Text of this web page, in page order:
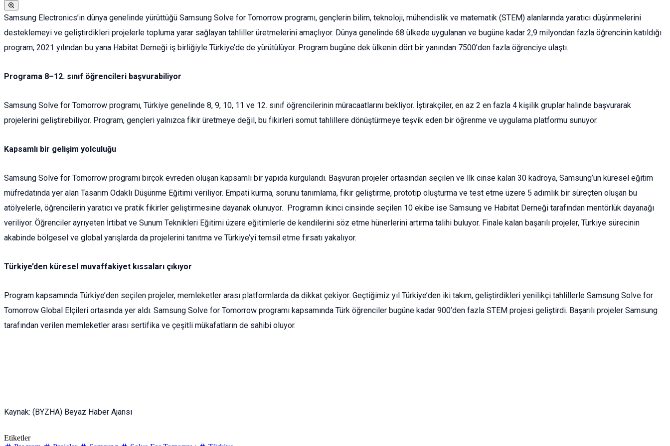
Samsung Electronics’in dünya genelinde yürüttüğü Samsung Solve for Tomorrow programı, gençlerin bilim, teknoloji, mühendislik ve matematik (STEM) alanlarında yaratıcı düşünmelerini
desteklemeyi ve geliştirdikleri projelerle topluma yarar sağlayan tahliller üretmelerini amaçlıyor. Dünya genelinde 68 ülkede uygulanan ve bugüne kadar 2,9 milyondan fazla öğrencinin katıldığı
program, 2021 yılından bu yana Habitat Derneği iş birliğiyle Türkiye’de de yürütülüyor. Program bugüne dek ülkenin dört bir yanından 7500’den fazla öğrenciye ulaştı.
Programa 8–12. sınıf öğrencileri başvurabiliyor
Samsung Solve for Tomorrow programı, Türkiye genelinde 8, 9, 10, 11 ve 12. sınıf öğrencilerinin müracaatlarını bekliyor. İştirakçiler, en az 2 en fazla 4 kişilik gruplar halinde başvurarak
projelerini geliştirebiliyor. Program, gençleri yalnızca fikir üretmeye değil, bu fikirleri somut tahlillere dönüştürmeye teşvik eden bir öğrenme ve uygulama platformu sunuyor.
Kapsamlı bir gelişim yolculuğu
Samsung Solve for Tomorrow programı birçok evreden oluşan kapsamlı bir yapıda kurgulandı. Başvuran projeler ortasından seçilen ve llk cinse kalan 30 kadroya, Samsung’un küresel eğitim
müfredatında yer alan Tasarım Odaklı Düşünme Eğitimi veriliyor. Empati kurma, sorunu tanımlama, fikir geliştirme, prototip oluşturma ve test etme üzere 5 adımlık bir süreçten oluşan bu
atölyelerle, öğrencilerin yaratıcı ve pratik fikirler geliştirmesine dayanak olunuyor. Programın ikinci cinsinde seçilen 10 ekibe ise Samsung ve Habitat Derneği tarafından mentörlük dayanağı
veriliyor. Öğrenciler ayrıyeten İrtibat ve Sunum Teknikleri Eğitimi üzere eğitimlerle de kendilerini söz etme hünerlerini artırma talihi buluyor. Finale kalan başarılı projeler, Türkiye sürecinin
akabinde bölgesel ve global yarışlarda da projelerini tanıtma ve Türkiye’yi temsil etme fırsatı yakalıyor.
Türkiye’den küresel muvaffakiyet kıssaları çıkıyor
Program kapsamında Türkiye’den seçilen projeler, memleketler arası platformlarda da dikkat çekiyor. Geçtiğimiz yıl Türkiye’den iki takım, geliştirdikleri yenilikçi tahlillerle Samsung Solve for
Tomorrow Global Elçileri ortasında yer aldı. Samsung Solve for Tomorrow programı kapsamında Türk öğrenciler bugüne kadar 900’den fazla STEM projesi geliştirdi. Başarılı projeler Samsung
tarafından verilen memleketler arası sertifika ve çeşitli mükafatların de sahibi oluyor.
Kaynak: (BYZHA) Beyaz Haber Ajansı
Etiketler